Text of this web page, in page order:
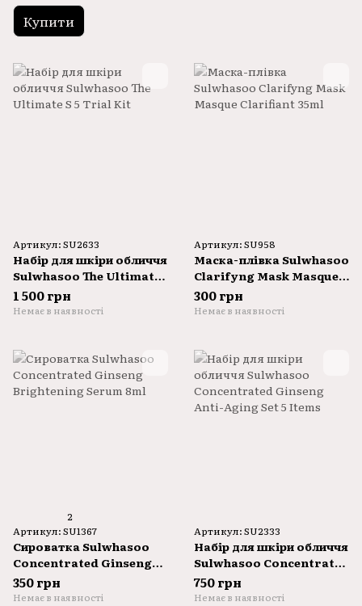
Купити
Артикул: SU2633
Набір для шкіри обличчя
Sulwhasoo The Ultimate
S 5 Trial Kit
1 500 грн
Немає в наявності
Артикул: SU958
Маска-плівка Sulwhasoo
Clarifyng Mask Masque
Clarifiant 35ml
300 грн
Немає в наявності
2
Артикул: SU1367
Сироватка Sulwhasoo
Concentrated Ginseng
Brightening Serum 8ml
350 грн
Немає в наявності
Артикул: SU2333
Набір для шкіри обличчя
Sulwhasoo Concentrated
Ginseng Anti-Aging Set
5 Items
750 грн
Немає в наявності